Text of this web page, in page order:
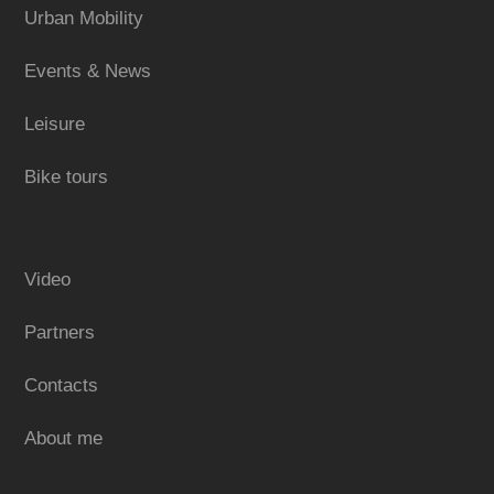
Urban Mobility
Events & News
Leisure
Bike tours
Video
Partners
Contacts
About me